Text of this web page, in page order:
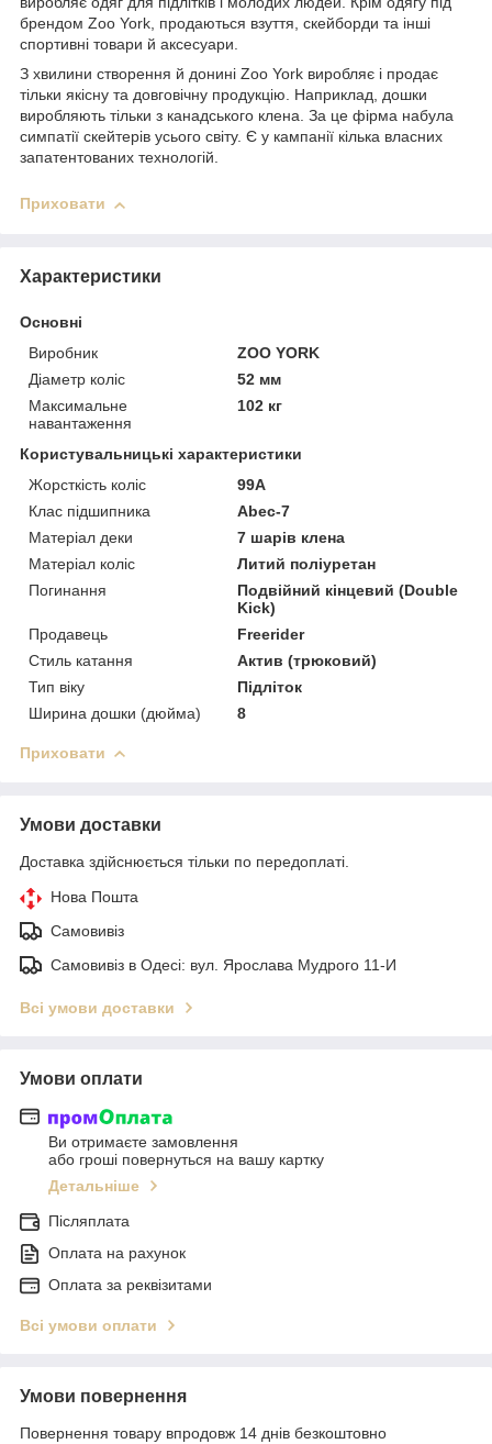
брендом Zoo York, продаються взуття, скейборди та інші
спортивні товари й аксесуари.
З хвилини створення й донині Zoo York виробляє і продає
тільки якісну та довговічну продукцію. Наприклад, дошки
виробляють тільки з канадського клена. За це фірма набула
симпатії скейтерів усього світу. Є у кампанії кілька власних
запатентованих технологій.
Приховати
Характеристики
Основні
Виробник
ZOO YORK
Діаметр коліс
52 мм
Максимальне
навантаження
102 кг
Користувальницькі характеристики
Жорсткість коліс
99А
Клас підшипника
Abec-7
Матеріал деки
7 шарів клена
Матеріал коліс
Литий поліуретан
Погинання
Подвійний кінцевий (Double
Kick)
Продавець
Freerider
Стиль катання
Актив (трюковий)
Тип віку
Підліток
Ширина дошки (дюйма)
8
Приховати
Умови доставки
Доставка здійснюється тільки по передоплаті.
Нова Пошта
Самовивіз
Самовивіз в Одесі: вул. Ярослава Мудрого 11-И
Всі умови доставки
Умови оплати
Ви отримаєте замовлення
або гроші повернуться на вашу картку
Детальніше
Післяплата
Оплата на рахунок
Оплата за реквізитами
Всі умови оплати
Умови повернення
Повернення товару впродовж 14 днів безкоштовно